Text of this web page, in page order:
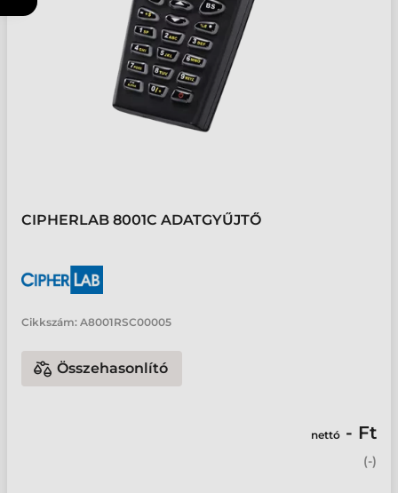
CIPHERLAB 8001C ADATGYŰJTŐ
Cikkszám: A8001RSC00005
Összehasonlító
nettó - Ft
(-)